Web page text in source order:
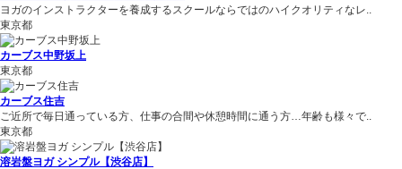
ヨガのインストラクターを養成するスクールならではのハイクオリティなレ..
東京都
カーブス中野坂上
東京都
カーブス住吉
ご近所で毎日通っている方、仕事の合間や休憩時間に通う方…年齢も様々で..
東京都
溶岩盤ヨガ シンプル【渋谷店】